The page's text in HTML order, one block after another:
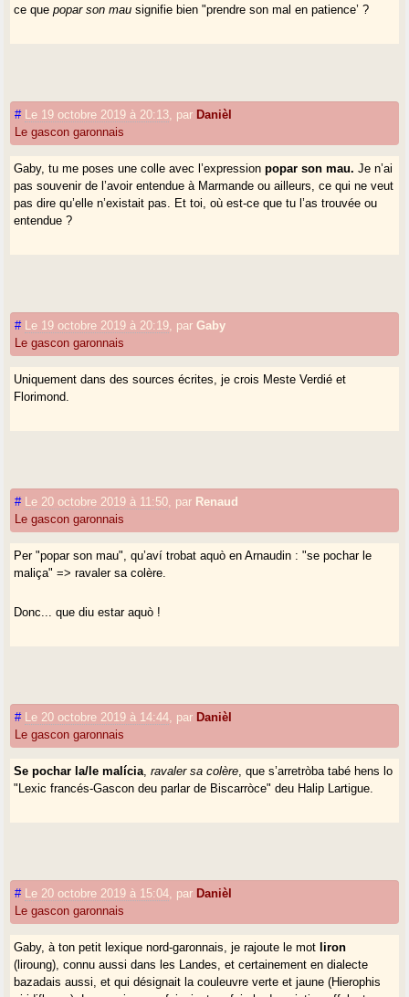
ce quepopar son mau signifie bien "prendre son mal en patience’ ?
# Le 19 octobre 2019 à 20:13 par Danièl
Le gascon garonnais
Gaby, tu me poses une colle avec l’expressionpopar son mau. Je n’ai
pas souvenir de l’avoir entendue à Marmande ou ailleurs, ce qui ne veut
pas dire qu’elle n’existait pas. Et toi, où est-ce que tu l’as trouvée ou
entendue ?
# Le 19 octobre 2019 à 20:19 parGaby
Le gascon garonnais
Uniquement dans des sources écrites, je crois Meste Verdié et
Florimond.
# Le 20 octobre 2019 à 11:50 par Renaud
Le gascon garonnais
Per "popar son mau", qu’aví trobat aquò en Arnaudin : "se pochar le
maliça" => ravaler sa colère.
Donc... que diu estar aquò !
# Le 20 octobre 2019 à 14:44 par Danièl
Le gascon garonnais
Se pochar la/le malícia ,ravaler sa colère , que s’arretròba tabé hens lo
"Lexic francés-Gascon deu parlar de Biscarròce" deu Halip Lartigue.
# Le 20 octobre 2019 à 15:04 par Danièl
Le gascon garonnais
Gaby, à ton petit lexique nord-garonnais, je rajoute le mot liron
(liroung), connu aussi dans les Landes, et certainement en dialecte
bazadais aussi, et qui désignait la couleuvre verte et jaune (Hierophis